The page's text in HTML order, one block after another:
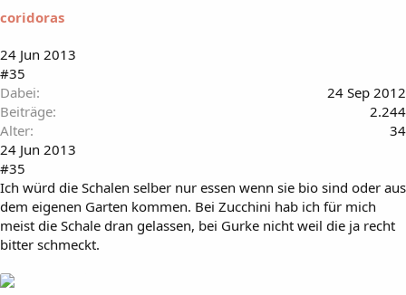
coridoras
24 Jun 2013
#35
Dabei
24 Sep 2012
Beiträge
2.244
Alter
34
24 Jun 2013
#35
Ich würd die Schalen selber nur essen wenn sie bio sind oder aus
dem eigenen Garten kommen. Bei Zucchini hab ich für mich
meist die Schale dran gelassen, bei Gurke nicht weil die ja recht
bitter schmeckt.